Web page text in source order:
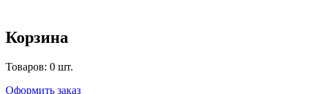
Корзина
Товаров: 0 шт.
Оформить заказ